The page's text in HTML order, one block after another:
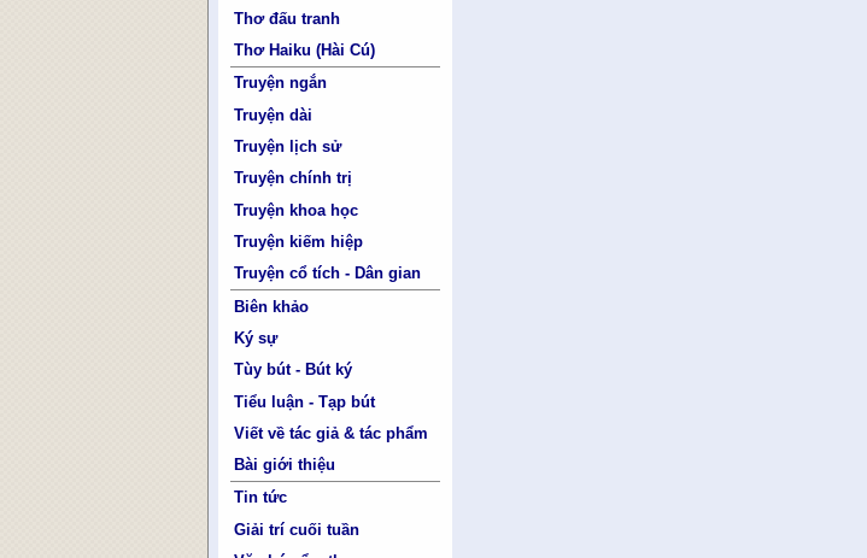
Thơ đấu tranh
Thơ Haiku (Hài Cú)
Truyện ngắn
Truyện dài
Truyện lịch sử
Truyện chính trị
Truyện khoa học
Truyện kiếm hiệp
Truyện cổ tích - Dân gian
Biên khảo
Ký sự
Tùy bút - Bút ký
Tiểu luận - Tạp bút
Viết về tác giả & tác phẩm
Bài giới thiệu
Tin tức
Giải trí cuối tuần